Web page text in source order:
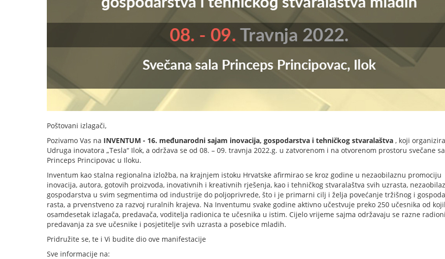
Poštovani izlagači,
Pozivamo Vas na INVENTUM - 16. međunarodni sajam inovacija, gospodarstva i tehničkog stvaralaštva , koji organizira
Udruga inovatora „Tesla“ Ilok, a održava se od 08. – 09. travnja 2022.g. u zatvorenom i na otvorenom prostoru svečane
Princeps Principovac u Iloku.
Inventum kao stalna regionalna izložba, na krajnjem istoku Hrvatske afirmirao se kroz godine u nezaobilaznu promociju
inovacija, autora, gotovih proizvoda, inovativnih i kreativnih rješenja, kao i tehničkog stvaralaštva svih uzrasta,
gospodarstva u svim segmentima od industrije do poljoprivrede, što i je primarni cilj i želja povećanje tržišnog i
rasta, a prvenstveno za razvoj ruralnih krajeva. Na Inventumu svake godine aktivno učestvuje preko 250 učesnika od
osamdesetak izlagača, predavača, voditelja radionica te učesnika u istim. Cijelo vrijeme sajma održavaju se razne
predavanja za sve učesnike i posjetitelje svih uzrasta a posebice mladih.
Pridružite se, te i Vi budite dio ove manifestacije
Sve informacije na: